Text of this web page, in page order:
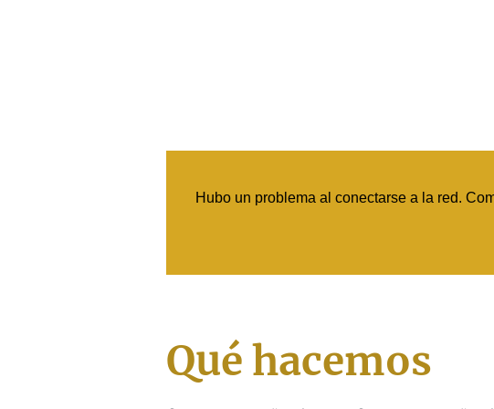
Hubo un problema al conectarse a la red.
Qué hacemos